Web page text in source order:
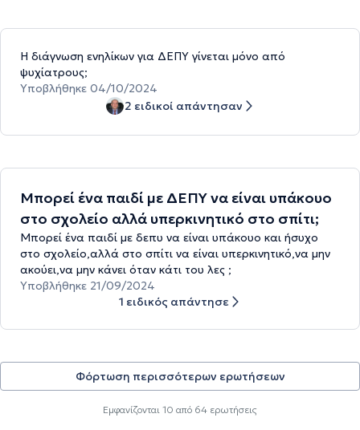
Η διάγνωση ενηλίκων για ΔΕΠΥ γίνεται μόνο από
ψυχίατρους;
Υποβλήθηκε 04/10/2024
2 ειδικοί απάντησαν
Μπορεί ένα παιδί με ΔΕΠΥ να είναι υπάκουο
στο σχολείο αλλά υπερκινητικό στο σπίτι;
Μπορεί ένα παιδί με δεπυ να είναι υπάκουο και ήσυχο
στο σχολείο,αλλά στο σπίτι να είναι υπερκινητικό,να μην
ακούει,να μην κάνει όταν κάτι του λες ;
Υποβλήθηκε 21/09/2024
1 ειδικός απάντησε
Φόρτωση περισσότερων ερωτήσεων
Εμφανίζονται 10 από 64 ερωτήσεις